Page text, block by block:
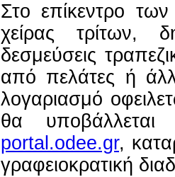
Στο επίκεντρο των
χείρας τρίτων,
δεσμεύσεις
από πελάτες ή
λογαριασμό
θα υποβάλλεται
portal.odee.gr,
γραφειοκρατική